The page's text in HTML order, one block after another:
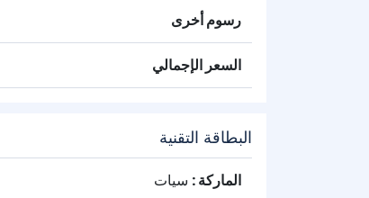
رسوم أخرى
السعر الإجمالي
البطاقة التقنية
الماركة : سيات